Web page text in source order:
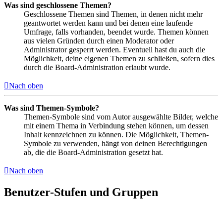
Was sind geschlossene Themen?
Geschlossene Themen sind Themen, in denen nicht mehr
geantwortet werden kann und bei denen eine laufende
Umfrage, falls vorhanden, beendet wurde. Themen können
aus vielen Gründen durch einen Moderator oder
Administrator gesperrt werden. Eventuell hast du auch die
Möglichkeit, deine eigenen Themen zu schließen, sofern dies
durch die Board-Administration erlaubt wurde.
Nach oben
Was sind Themen-Symbole?
Themen-Symbole sind vom Autor ausgewählte Bilder, welche
mit einem Thema in Verbindung stehen können, um dessen
Inhalt kennzeichnen zu können. Die Möglichkeit, Themen-
Symbole zu verwenden, hängt von deinen Berechtigungen
ab, die die Board-Administration gesetzt hat.
Nach oben
Benutzer-Stufen und Gruppen